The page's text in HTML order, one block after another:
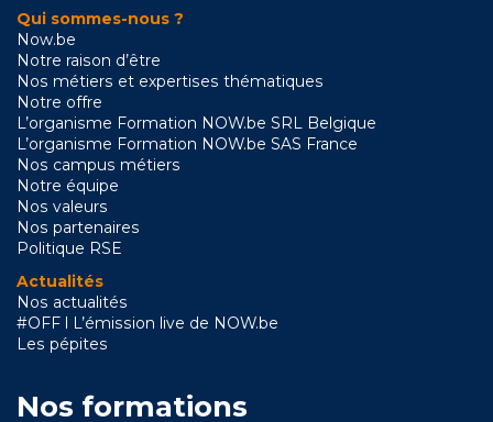
Qui sommes-nous ?
Now.be
Notre raison d’être
Nos métiers et expertises thématiques
Notre offre
L’organisme Formation NOW.be SRL Belgique
L’organisme Formation NOW.be SAS France
Nos campus métiers
Notre équipe
Nos valeurs
Nos partenaires
Politique RSE
Actualités
Nos actualités
#OFF l L’émission live de NOW.be
Les pépites
Nos formations